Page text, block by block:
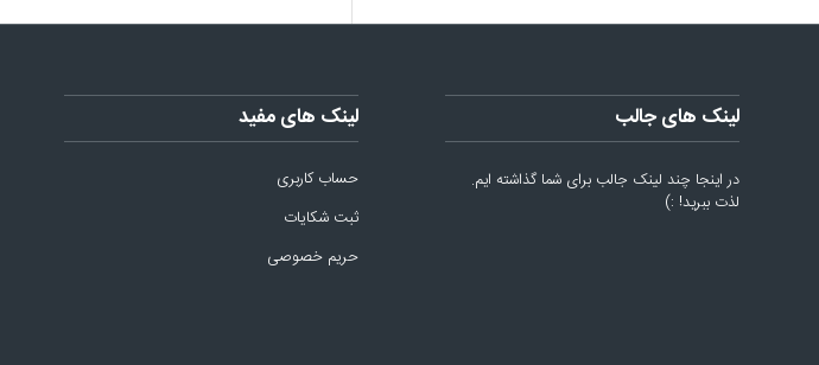
لینک های جالب
در اینجا چند لینک جالب برای شما گذاشته ایم.
لذت ببرید! :)
لینک های مفید
حساب کاربری
ثبت شکایات
حریم خصوصی